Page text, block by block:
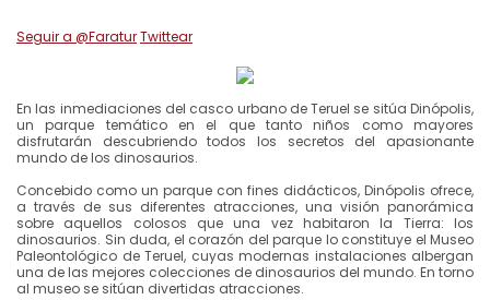
Seguir a @FaraturTwittear
En las inmediaciones del casco urbano de Teruel se sitúa Dinópolis,
un parque temático en el que tanto niños como mayores
disfrutarán descubriendo todos los secretos del apasionante
mundo de los dinosaurios.
Concebido como un parque con fines didácticos, Dinópolis ofrece,
a través de sus diferentes atracciones, una visión panorámica
sobre aquellos colosos que una vez habitaron la Tierra: los
dinosaurios. Sin duda, el corazón del parque lo constituye el Museo
Paleontológico de Teruel, cuyas modernas instalaciones albergan
una de las mejores colecciones de dinosaurios del mundo. En torno
al museo se sitúan divertidas atracciones.